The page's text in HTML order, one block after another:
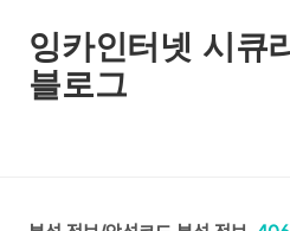
잉카인터넷 시큐
블로그